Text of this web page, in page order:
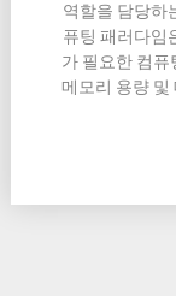
역할을 담당하
퓨팅 패러다임
가 필요한 컴퓨
메모리 용량 및